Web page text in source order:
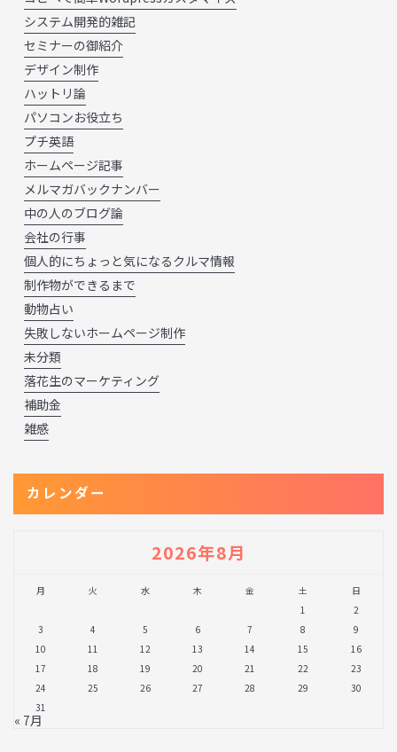
システム開発的雑記
セミナーの御紹介
デザイン制作
ハットリ論
パソコンお役立ち
プチ英語
ホームページ記事
メルマガバックナンバー
中の人のブログ論
会社の行事
個人的にちょっと気になるクルマ情報
制作物ができるまで
動物占い
失敗しないホームページ制作
未分類
落花生のマーケティング
補助金
雑感
カレンダー
2026年8月
月 火 水 木 金 土
日
1
2
3
4 5 6 7 8
9
10
11 12 13 14 15
16
17
18 19 20 21 22
23
24
25 26 27 28 29
30
31
« 7月